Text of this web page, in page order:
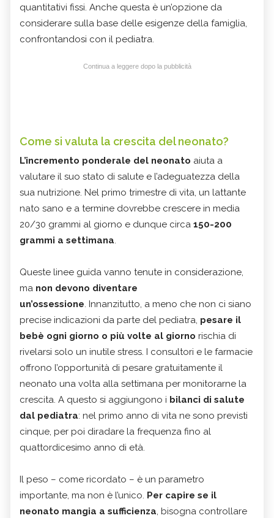
quantitativi fissi. Anche questa è un’opzione da
considerare sulla base delle esigenze della famiglia,
confrontandosi con il pediatra.
Continua a leggere dopo la pubblicità
Come si valuta la crescita del neonato?
L’incremento ponderale del neonato aiuta a
valutare il suo stato di salute e l’adeguatezza della
sua nutrizione. Nel primo trimestre di vita, un lattante
nato sano e a termine dovrebbe crescere in media
20/30 grammi al giorno e dunque circa 150-200
grammi a settimana.
Queste linee guida vanno tenute in considerazione,
ma non devono diventare
un’ossessione. Innanzitutto, a meno che non ci siano
precise indicazioni da parte del pediatra, pesare il
bebè ogni giorno o più volte al giorno rischia di
rivelarsi solo un inutile stress. I consultori e le farmacie
offrono l’opportunità di pesare gratuitamente il
neonato una volta alla settimana per monitorarne la
crescita. A questo si aggiungono i bilanci di salute
dal pediatra: nel primo anno di vita ne sono previsti
cinque, per poi diradare la frequenza fino al
quattordicesimo anno di età.
Il peso – come ricordato – è un parametro
importante, ma non è l’unico. Per capire se il
neonato mangia a sufficienza, bisogna controllare